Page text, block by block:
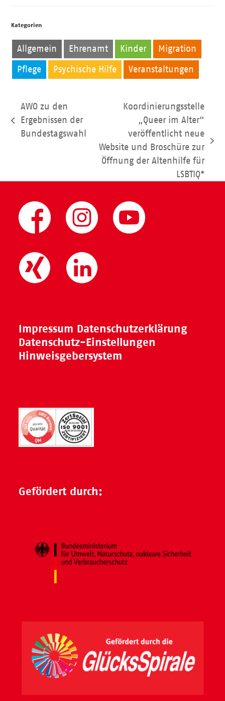
Kategorien
Allgemein Ehrenamt Kinder Migration
Pflege Psychische Hilfe Veranstaltungen
vorheriger
Beitrag:
AWO zu den
Ergebnissen der
Bundestagswahl
Nächster
Beitrag:
Koordinierungsstelle
„Queer im Alter“
veröffentlicht neue
Website und Broschüre zur
Öffnung der Altenhilfe für
LSBTIQ*
Impressum Datenschutzerklärung
Datenschutz-Einstellungen
Hinweisgebersystem
Gefördert durch: